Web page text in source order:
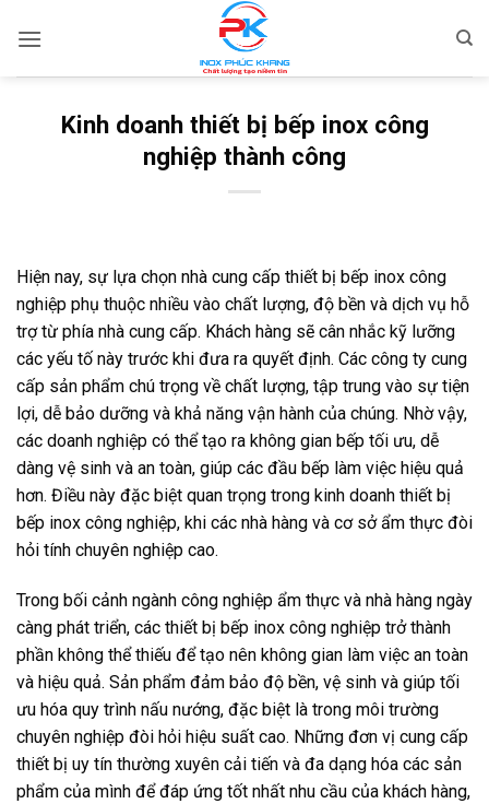
qua
Kinh doanh thiết bị bếp inox công
nghiệp thành công
Hiện nay, sự lựa chọn nhà cung cấp thiết bị bếp inox công
nghiệp phụ thuộc nhiều vào chất lượng, độ bền và dịch vụ hỗ
trợ từ phía nhà cung cấp. Khách hàng sẽ cân nhắc kỹ lưỡng
các yếu tố này trước khi đưa ra quyết định. Các công ty cung
cấp sản phẩm chú trọng về chất lượng, tập trung vào sự tiện
lợi, dễ bảo dưỡng và khả năng vận hành của chúng. Nhờ vậy,
các doanh nghiệp có thể tạo ra không gian bếp tối ưu, dễ
dàng vệ sinh và an toàn, giúp các đầu bếp làm việc hiệu quả
hơn. Điều này đặc biệt quan trọng trong kinh doanh thiết bị
bếp inox công nghiệp, khi các nhà hàng và cơ sở ẩm thực đòi
hỏi tính chuyên nghiệp cao.
Trong bối cảnh ngành công nghiệp ẩm thực và nhà hàng ngày
càng phát triển, các thiết bị bếp inox công nghiệp trở thành
phần không thể thiếu để tạo nên không gian làm việc an toàn
và hiệu quả. Sản phẩm đảm bảo độ bền, vệ sinh và giúp tối
ưu hóa quy trình nấu nướng, đặc biệt là trong môi trường
chuyên nghiệp đòi hỏi hiệu suất cao. Những đơn vị cung cấp
thiết bị uy tín thường xuyên cải tiến và đa dạng hóa các sản
phẩm của mình để đáp ứng tốt nhất nhu cầu của khách hàng,